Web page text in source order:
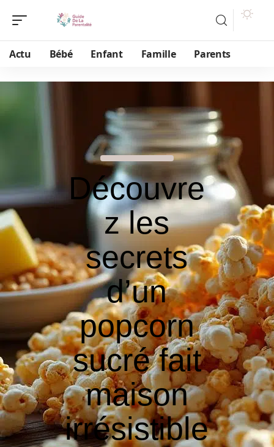
Actu Bébé Enfant Famille Parents
Découvre
z les
secrets
d’un
popcorn
sucré fait
maison
irrésistible